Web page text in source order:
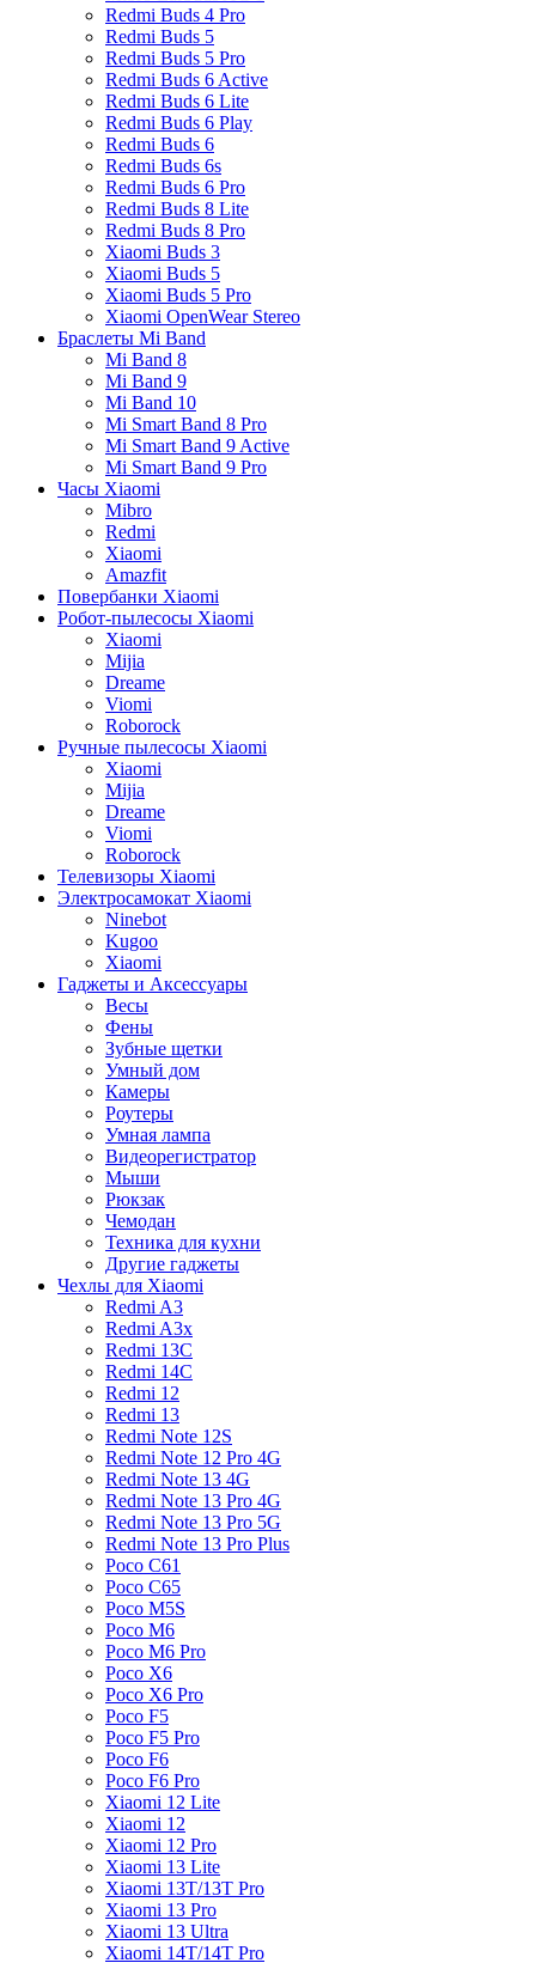
Redmi Buds 4 Pro
Redmi Buds 5
Redmi Buds 5 Pro
Redmi Buds 6 Active
Redmi Buds 6 Lite
Redmi Buds 6 Play
Redmi Buds 6
Redmi Buds 6s
Redmi Buds 6 Pro
Redmi Buds 8 Lite
Redmi Buds 8 Pro
Xiaomi Buds 3
Xiaomi Buds 5
Xiaomi Buds 5 Pro
Xiaomi OpenWear Stereo
Браслеты Mi Band
Mi Band 8
Mi Band 9
Mi Band 10
Mi Smart Band 8 Pro
Mi Smart Band 9 Active
Mi Smart Band 9 Pro
Часы Xiaomi
Mibro
Redmi
Xiaomi
Amazfit
Повербанки Xiaomi
Робот-пылесосы Xiaomi
Xiaomi
Mijia
Dreame
Viomi
Roborock
Ручные пылесосы Xiaomi
Xiaomi
Mijia
Dreame
Viomi
Roborock
Телевизоры Xiaomi
Электросамокат Xiaomi
Ninebot
Kugoo
Xiaomi
Гаджеты и Аксессуары
Весы
Фены
Зубные щетки
Умный дом
Камеры
Роутеры
Умная лампа
Видеорегистратор
Мыши
Рюкзак
Чемодан
Техника для кухни
Другие гаджеты
Чехлы для Xiaomi
Redmi A3
Redmi A3x
Redmi 13C
Redmi 14C
Redmi 12
Redmi 13
Redmi Note 12S
Redmi Note 12 Pro 4G
Redmi Note 13 4G
Redmi Note 13 Pro 4G
Redmi Note 13 Pro 5G
Redmi Note 13 Pro Plus
Poco C61
Poco C65
Poco M5S
Poco M6
Poco M6 Pro
Poco X6
Poco X6 Pro
Poco F5
Poco F5 Pro
Poco F6
Poco F6 Pro
Xiaomi 12 Lite
Xiaomi 12
Xiaomi 12 Pro
Xiaomi 13 Lite
Xiaomi 13T/13T Pro
Xiaomi 13 Pro
Xiaomi 13 Ultra
Xiaomi 14T/14T Pro